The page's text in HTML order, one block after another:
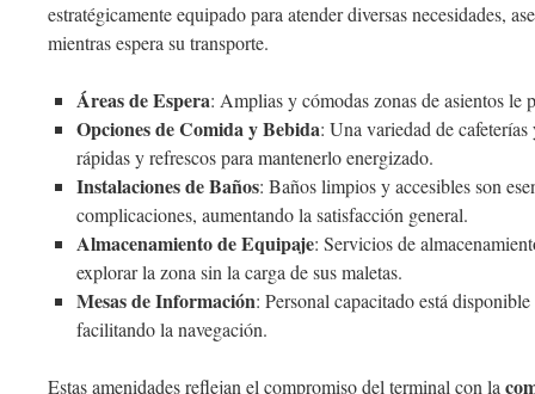
estratégicamente equipado para atender diversas necesidades,
mientras espera su transporte.
Áreas de Espera: Amplias y cómodas zonas de asientos le
Opciones de Comida y Bebida: Una variedad de
rápidas y refrescos para mantenerlo energizado.
Instalaciones de Baños: Baños limpios y accesibles son
complicaciones, aumentando la satisfacción general.
Almacenamiento de Equipaje: Servicios de
explorar la zona sin la carga de sus maletas.
Mesas de Información: Personal capacitado está
facilitando la navegación.
Estas amenidades reflejan el compromiso del terminal con la